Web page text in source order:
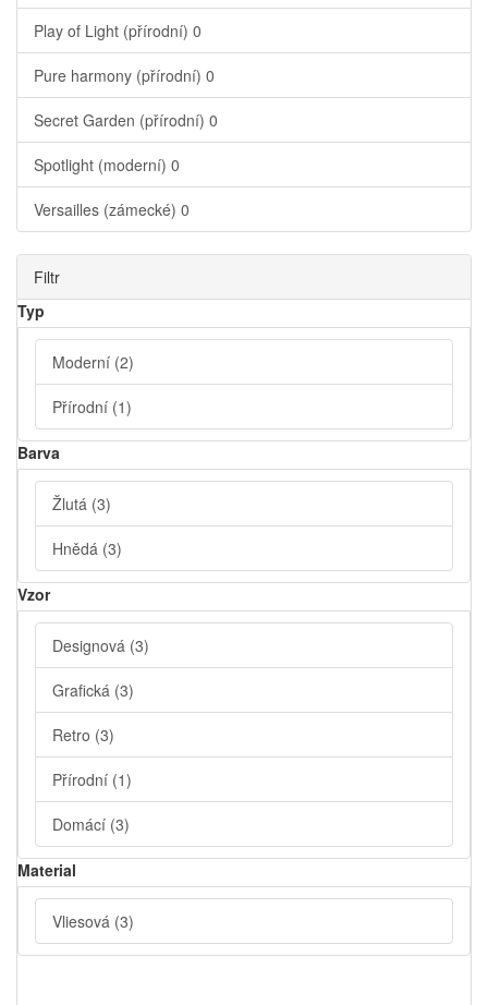
Play of Light (přírodní) 0
Pure harmony (přírodní) 0
Secret Garden (přírodní) 0
Spotlight (moderní) 0
Versailles (zámecké) 0
Filtr
Typ
Moderní (2)
Přírodní (1)
Barva
Žlutá (3)
Hnědá (3)
Vzor
Designová (3)
Grafická (3)
Retro (3)
Přírodní (1)
Domácí (3)
Material
Vliesová (3)